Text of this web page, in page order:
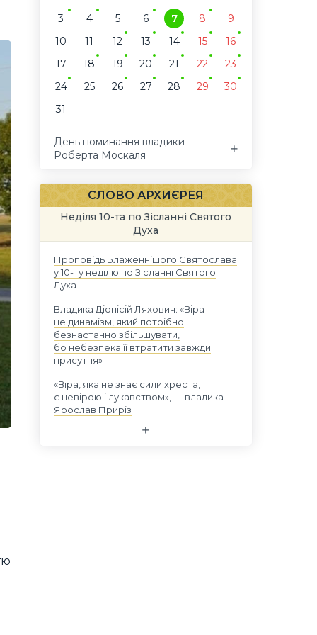
3
4 5 6 7 8
9
10
11 12 13 14 15
16
17
18 19 20 21 22
23
24
25 26 27 28 29
30
31
День поминання владики
Роберта Москаля
СЛОВО АРХИЄРЕЯ
Неділя 10-та по Зісланні Святого
Духа
Проповідь Блаженнішого Святослава
у 10-ту неділю по Зісланні Святого
Духа
Владика Діонісій Ляхович: «Віра —
це динамізм, який потрібно
безнастанно збільшувати,
бо небезпека її втратити завжди
присутня»
«Віра, яка не знає сили хреста,
є невірою і лукавством», — владика
Ярослав Приріз